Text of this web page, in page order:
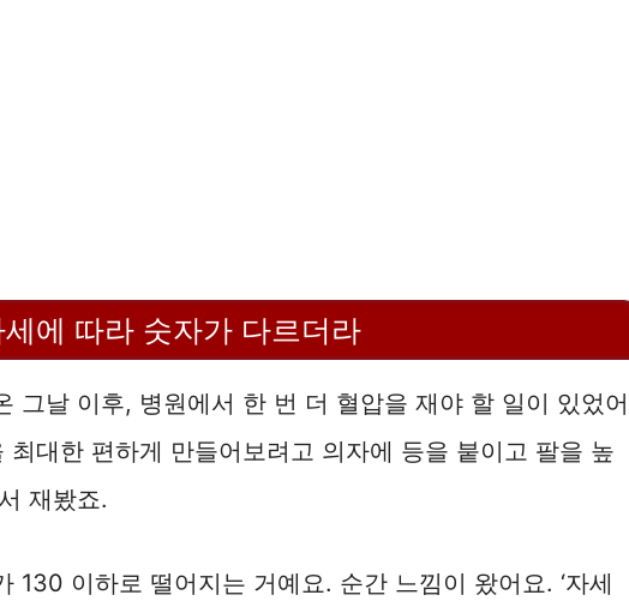
에 따라 숫자가 다르더라
그날 이후, 병원에서 한 번 더 혈압을 재야 할 일이 있었어
최대한 편하게 만들어보려고 의자에 등을 붙이고 팔을 높
재봤죠.
130 이하로 떨어지는 거예요. 순간 느낌이 왔어요. ‘자세